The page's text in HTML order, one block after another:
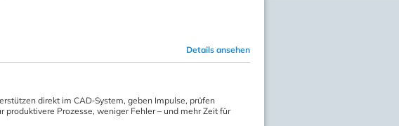
Details ansehen
direkt im CAD‑System, geben Impulse, prüfen
produktivere Prozesse, weniger Fehler – und mehr Zeit für